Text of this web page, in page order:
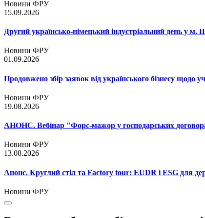
Новини ФРУ
15.09.2026
Другий українсько-німецький індустріальний день у м.
Новини ФРУ
01.09.2026
Продовжено збір заявок від українського бізнесу щодо
Новини ФРУ
19.08.2026
АНОНС. Вебінар "Форс-мажор у господарських
Новини ФРУ
13.08.2026
Анонс. Круглий стіл та Factory tour: EUDR і ESG для
Новини ФРУ